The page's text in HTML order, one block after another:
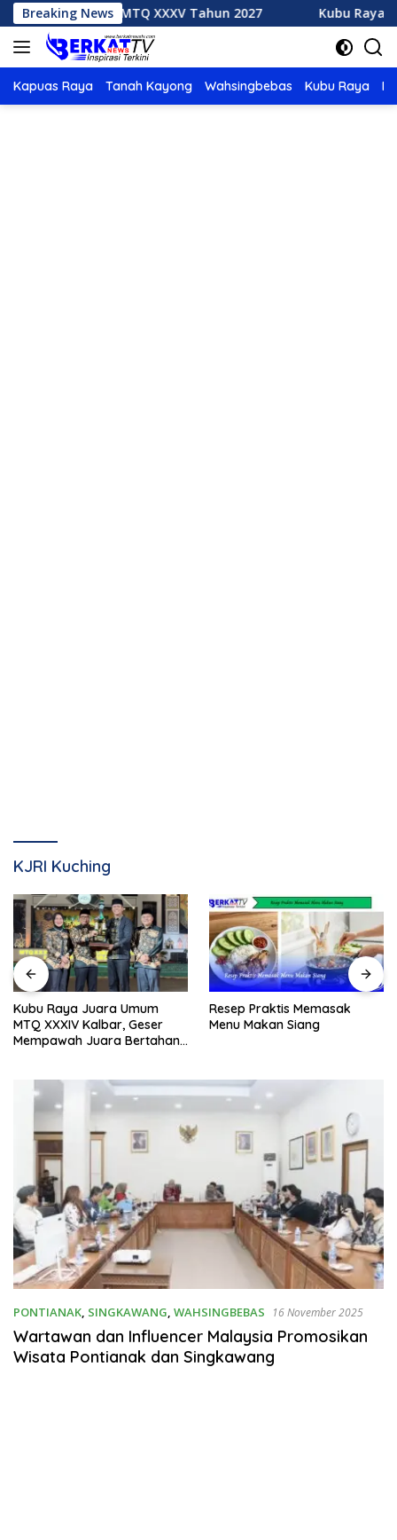
Langsung
ke
konten
Breaking News
Rumah MTQ XXXV Tahun 2027 Kubu Raya Juara
Kapuas Raya Tanah Kayong Wahsingbebas Kubu Raya
KJRI Kuching
Kubu Raya Juara Umum
MTQ XXXIV Kalbar, Geser
Mempawah Juara Bertahan
Resep Praktis Memasak
Menu Makan Siang
PONTIANAK SINGKAWANG WAHSINGBEBAS 16 November 2025
Wartawan dan Influencer Malaysia Promosikan
Wisata Pontianak dan Singkawang